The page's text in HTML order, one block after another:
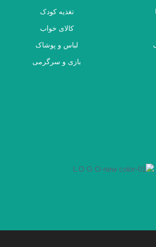
تغذیه کودک
کالای خواب
لباس و پوشاک
بازی و سرگرمی